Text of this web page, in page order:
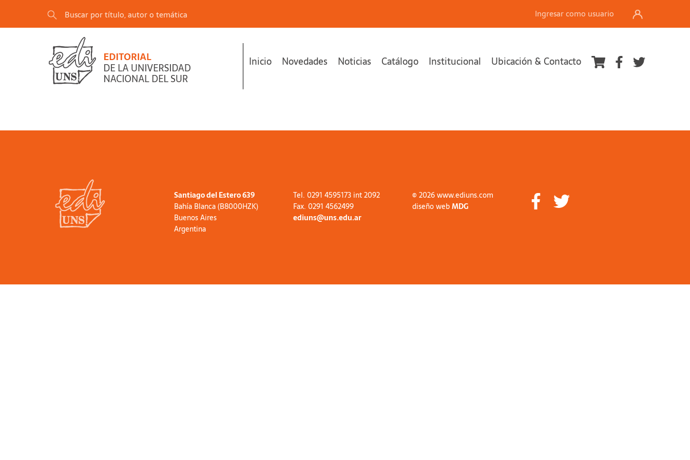
Ingresar como usuario
Inicio Novedades Noticias Catálogo Institucional Ubicación & Contacto
Santiago del Estero 639
Bahía Blanca (B8000HZK)
Buenos Aires
Argentina
Tel. 0291 4595173 int 2092
Fax. 0291 4562499
ediuns@uns.edu.ar
© 2026 www.ediuns.com
diseño webMDG